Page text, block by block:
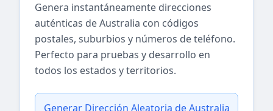
Genera instantáneamente direcciones
auténticas de Australia con códigos
postales, suburbios y números de teléfono.
Perfecto para pruebas y desarrollo en
todos los estados y territorios.
Generar Dirección Aleatoria de Australia